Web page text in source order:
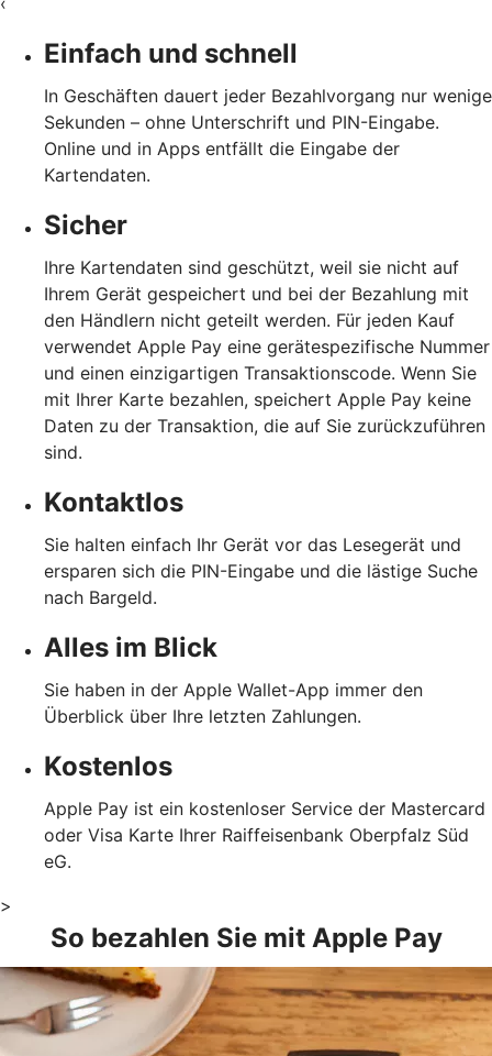
Einfach und schnell
In Geschäften dauert jeder Bezahlvorgang nur wenige
Sekunden – ohne Unterschrift und PIN-Eingabe.
Online und in Apps entfällt die Eingabe der
Kartendaten.
Sicher
Ihre Kartendaten sind geschützt, weil sie nicht auf
Ihrem Gerät gespeichert und bei der Bezahlung mit
den Händlern nicht geteilt werden. Für jeden Kauf
verwendet Apple Pay eine gerätespezifische Nummer
und einen einzigartigen Transaktionscode. Wenn Sie
mit Ihrer Karte bezahlen, speichert Apple Pay keine
Daten zu der Transaktion, die auf Sie zurückzuführen
sind.
Kontaktlos
Sie halten einfach Ihr Gerät vor das Lesegerät und
ersparen sich die PIN-Eingabe und die lästige Suche
nach Bargeld.
Alles im Blick
Sie haben in der Apple Wallet-App immer den
Überblick über Ihre letzten Zahlungen.
Kostenlos
Apple Pay ist ein kostenloser Service der Mastercard
oder Visa Karte Ihrer Raiffeisenbank Oberpfalz Süd
eG.
>
So bezahlen Sie mit Apple Pay